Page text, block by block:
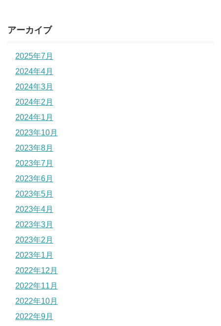
アーカイブ
2025年7月
2024年4月
2024年3月
2024年2月
2024年1月
2023年10月
2023年8月
2023年7月
2023年6月
2023年5月
2023年4月
2023年3月
2023年2月
2023年1月
2022年12月
2022年11月
2022年10月
2022年9月